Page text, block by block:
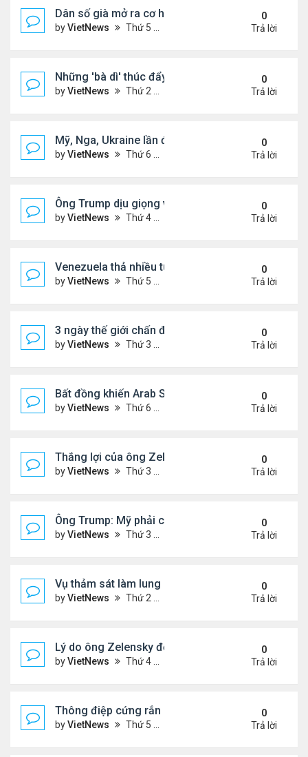
Dân số già mở ra cơ hội hợp tác cho Trung - Hàn
byVietNews Thứ 5 Tháng 2 19, 2026 6:00 pm
0
Trả lời
Những 'bà dì' thúc đẩy cơn sốt mua vàng ở Trung
byVietNews Thứ 2 Tháng 2 09, 2026 4:53 pm
0
Trả lời
Mỹ, Nga, Ukraine lần đầu họp trực tiếp để bàn kế
byVietNews Thứ 6 Tháng 1 23, 2026 4:44 pm
0
Trả lời
Ông Trump dịu giọng về Greenland
byVietNews Thứ 4 Tháng 1 14, 2026 5:26 pm
0
Trả lời
Venezuela thả nhiều tù nhân giữa sức ép từ Mỹ
byVietNews Thứ 5 Tháng 1 08, 2026 5:39 pm
0
Trả lời
3 ngày thế giới chấn động vì vụ Mỹ bắt Tổng
byVietNews Thứ 3 Tháng 1 06, 2026 4:43 pm
0
Trả lời
Bất đồng khiến Arab Saudi và UAE từ đồng minh
byVietNews Thứ 6 Tháng 1 02, 2026 5:25 pm
0
Trả lời
Thắng lợi của ông Zelensky khi hội đàm với ông
byVietNews Thứ 3 Tháng 12 30, 2025 4:49 pm
0
Trả lời
Ông Trump: Mỹ phải có được Greenland
byVietNews Thứ 3 Tháng 12 23, 2025 3:11 pm
0
Trả lời
Vụ thảm sát làm lung lay niềm tin với luật kiểm
byVietNews Thứ 2 Tháng 12 15, 2025 4:16 pm
0
Trả lời
Lý do ông Zelensky đổi lập trường về bầu cử tổng
byVietNews Thứ 4 Tháng 12 10, 2025 5:48 pm
0
Trả lời
Thông điệp cứng rắn của ông Putin trong xung
byVietNews Thứ 5 Tháng 12 04, 2025 4:20 pm
0
Trả lời